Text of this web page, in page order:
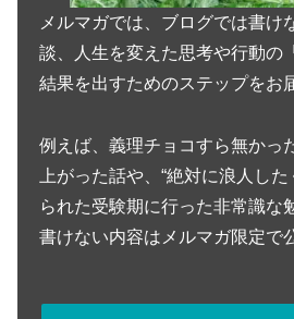
メルマガでは、ブログでは書け
談、人生を変えた思考や行動の
結果を出すためのステップをお
例えば、義理チョコすら無かっ
上がった話や、“絶対に浪人し
られた受験期に行った非常識な
書けない内容はメルマガ限定で